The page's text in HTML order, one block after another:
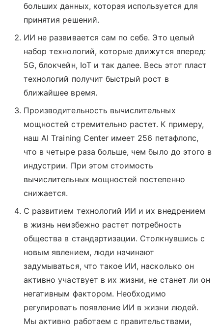
больших данных, которая используется для
принятия решений.
ИИ не развивается сам по себе. Это целый
набор технологий, которые движутся вперед:
5G, блокчейн, IoT и так далее. Весь этот пласт
технологий получит быстрый рост в
ближайшее время.
Производительность вычислительных
мощностей стремительно растет. К примеру,
наш AI Training Center имеет 256 петафлопс,
что в четыре раза больше, чем было до этого в
индустрии. При этом стоимость
вычислительных мощностей постепенно
снижается.
С развитием технологий ИИ и их внедрением
в жизнь неизбежно растет потребность
общества в стандартизации. Столкнувшись с
новым явлением, люди начинают
задумываться, что такое ИИ, насколько он
активно участвует в их жизни, не станет ли он
негативным фактором. Необходимо
регулировать появление ИИ в жизни людей.
Мы активно работаем с правительствами,